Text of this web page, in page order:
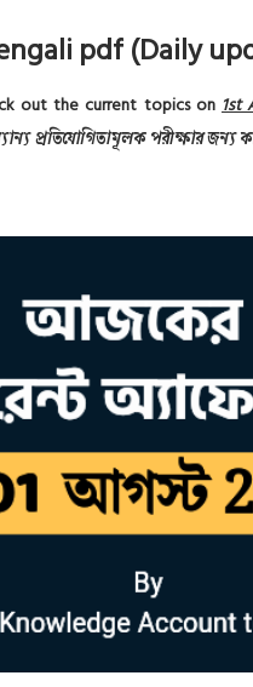
pdf(Daily
out the current topics on 1st
প্রতিযোগিতামূলক পরীক্ষার জন্য